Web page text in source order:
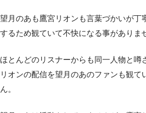
望月のあも鷹宮リオンも言葉づかいが丁
するため観ていて不快になる事がありま
ほとんどのリスナーからも同一人物と噂
リオンの配信を望月のあのファンも観て
ん。